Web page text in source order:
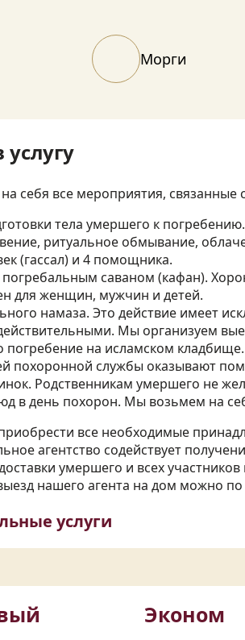
Морги
себя все мероприятия,
тела умершего к
ритуальное обмывание,
(гассал) и 4 помощника.
саваном (кафан).
для женщин, мужчин и детей.
намаза. Это действие имеет
Мы организуем
погребение на исламском
похоронной службы оказывают
Родственникам умершего не
в день похорон. Мы возьмем на
все необходимые
агентство содействует
умершего и всех
нашего агента на дом можно по
услуги
Эконом